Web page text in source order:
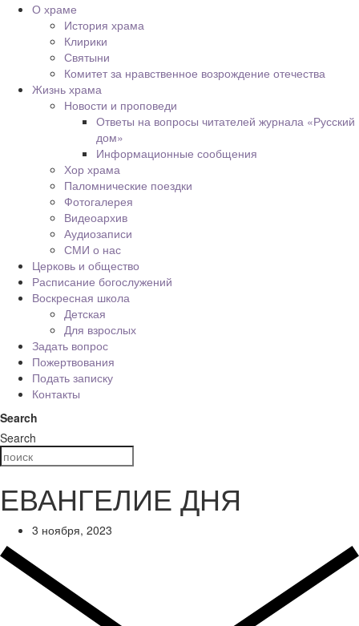
О храме
История храма
Клирики
Святыни
Комитет за нравственное возрождение отечества
Жизнь храма
Новости и проповеди
Ответы на вопросы читателей журнала «Русский
дом»
Информационные сообщения
Хор храма
Паломнические поездки
Фотогалерея
Видеоархив
Аудиозаписи
СМИ о нас
Церковь и общество
Расписание богослужений
Воскресная школа
Детская
Для взрослых
Задать вопрос
Пожертвования
Подать записку
Контакты
Search
Search
ЕВАНГЕЛИЕ ДНЯ
3 ноября, 2023